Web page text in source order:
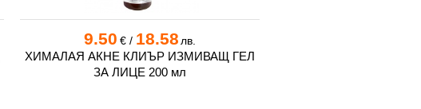
9.50 €/ 18.58 лв.
ХИМАЛАЯ АКНЕ КЛИЪР ИЗМИВАЩ ГЕЛ
ЗА ЛИЦЕ 200 мл